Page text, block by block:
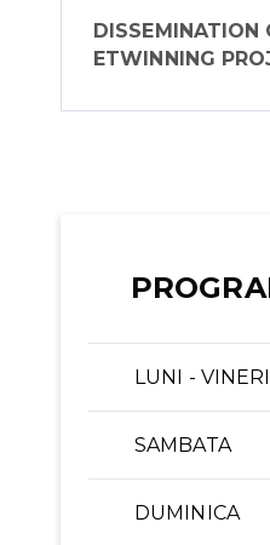
DISSEMINATION
ETWINNING
LUNI - VINERI
SAMBATA
DUMINICA